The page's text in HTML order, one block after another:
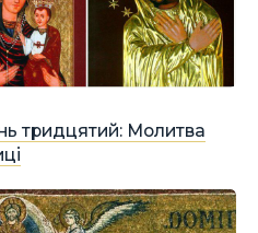
тридцятий: Молитва